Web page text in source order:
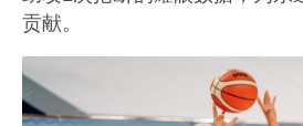
贡献。